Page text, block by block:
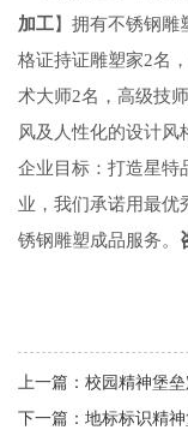
加工】拥有不锈钢雕
格证持证雕塑家2名
术大师2名，高级技
风及人性化的设计风
企业目标：打造星特
业，我们承诺用最优
锈钢雕塑成品 服务。
上一篇： 校园精神堡
下一篇： 地标标识精